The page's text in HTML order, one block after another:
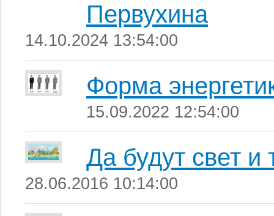
Первухина
14.10.2024 13:54:00
Форма
15.09.2022 12:54:00
Да будут свет и
28.06.2016 10:14:00